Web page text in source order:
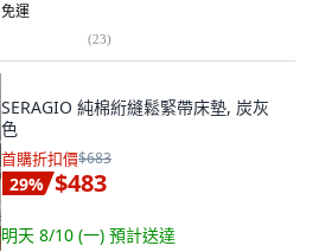
免運
(23)
SERAGIO 純棉絎縫鬆緊帶床墊, 炭灰
色
首購折扣價$683
29% $483
明天 8/10 (一) 預計送達